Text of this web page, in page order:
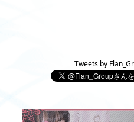
Tweets by